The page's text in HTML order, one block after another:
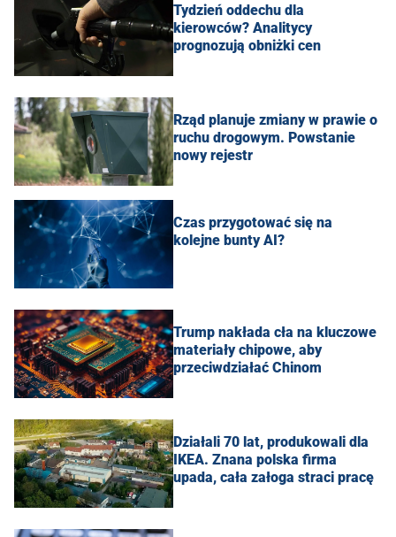
Tydzień oddechu dla
kierowców? Analitycy
prognozują obniżki cen
Rząd planuje zmiany w prawie o
ruchu drogowym. Powstanie
nowy rejestr
Czas przygotować się na
kolejne bunty AI?
Trump nakłada cła na kluczowe
materiały chipowe, aby
przeciwdziałać Chinom
Działali 70 lat, produkowali dla
IKEA. Znana polska firma
upada, cała załoga straci pracę